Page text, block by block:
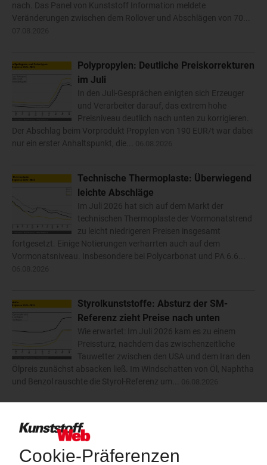
nach. Das Panel von Kunststoff Information meldete
Veränderungen zwischen dem Rollover und Abschlägen von 70...
Polypropylen: Deutliche Preiskorrekturen
im Juli
In den Juli-Gesprächen einigten sich Erzeuger
und Verarbeiter darauf, das extrem hohe
Preisniveau deutlich nach unten zu korrigieren.
Der Abschlag beim Vorprodukt Propylen von 190 EUR/t war dabei
nur ein erster Anhaltspunkt, die...
Technische Thermoplaste: Überwiegend
leichte Abschläge
Im Juli 2026 hat sich auf dem Markt der
technischen Thermoplaste der Vormonatstrend
zu leicht niedrigeren Preisen insgesamt
fortgesetzt. Einige Notierungen verharrten auch auf dem
Vormonatsniveau. Insbesondere bei Polycarbonat und PA 6.6...
Styrolkunststoffe: Absturz der SM-
Referenz zieht Preise nach unten
Wie erwartet: Im Juli 2026 kam es zu einem
Preissturz, nachdem das zwischenzeitliche
Tauwetter zwischen den USA und dem Iran den
Ölpreis zunächst absacken ließ. Im Windschatten von Öl, Naphtha
und Benzol rauschte die Styrol-Referenz um...
Polystyrol, ABS und SAN
Der Kunststoffkonzern Trinseo hat im August
2026 dreistellige Aufschläge für